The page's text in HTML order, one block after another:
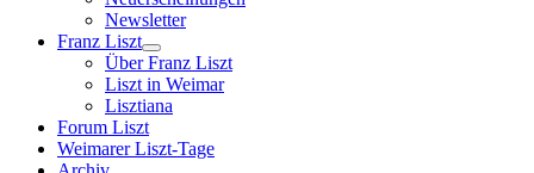
Newsletter
Franz Liszt
Über Franz Liszt
Liszt in Weimar
Lisztiana
Forum Liszt
Weimarer Liszt-Tage